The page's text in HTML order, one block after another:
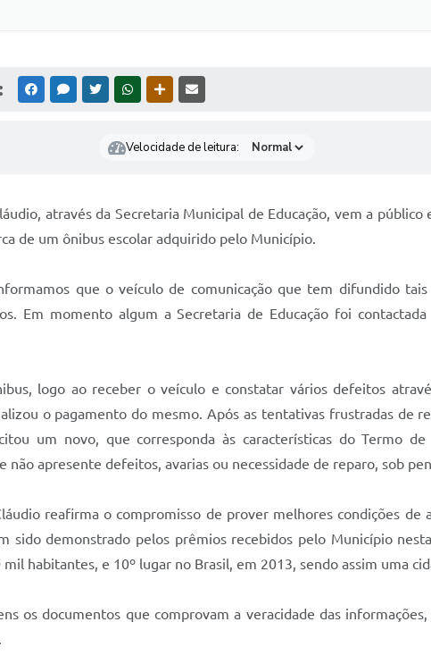
FACEBOOKMESSENGER
TWITTERWHATSAPPOUTRAS MÍDIAS
Velocidade de leitura:
através da Secretaria Municipal de Educação, vem a
de um ônibus escolar adquirido pelo Município.
que o veículo de comunicação que tem difundido
Em momento algum a Secretaria de Educação foi
logo ao receber o veículo e constatar vários defeitos
o pagamento do mesmo. Após as tentativas frustradas de
um novo, que corresponda às características do Termo
não apresente defeitos, avarias ou necessidade de reparo, sob
reafirma o compromisso de prover melhores condições de
sido demonstrado pelos prêmios recebidos pelo Município
habitantes, e 10º lugar no Brasil, em 2013, sendo assim uma
os documentos que comprovam a veracidade das